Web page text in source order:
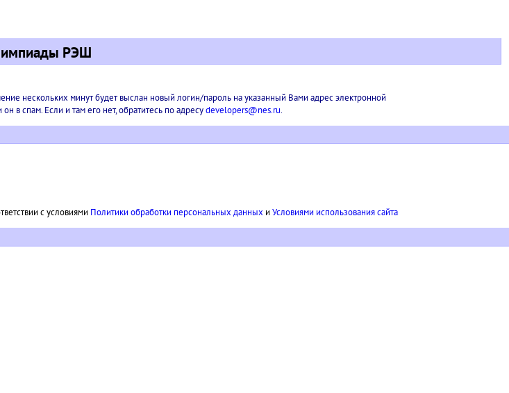
РЭШ
нескольких минут будет выслан новый логин/пароль на указанный Вами адрес электронной
в спам. Если и там его нет, обратитесь по адресуdevelopers@nes.ru.
с условиями Политики обработки персональных данных иУсловиями использования сайта